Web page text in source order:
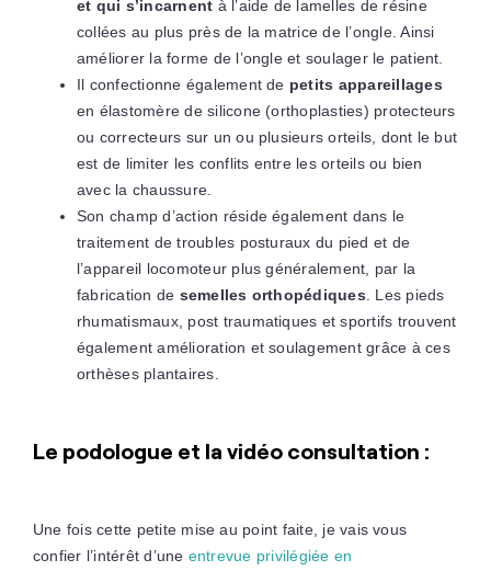
et qui s’incarnent à l’aide de lamelles de résine
collées au plus près de la matrice de l’ongle. Ainsi
améliorer la forme de l’ongle et soulager le patient.
Il confectionne également de petits appareillages
en élastomère de silicone (orthoplasties) protecteurs
ou correcteurs sur un ou plusieurs orteils, dont le but
est de limiter les conflits entre les orteils ou bien
avec la chaussure.
Son champ d’action réside également dans le
traitement de troubles posturaux du pied et de
l’appareil locomoteur plus généralement, par la
fabrication de semelles orthopédiques . Les pieds
rhumatismaux, post traumatiques et sportifs trouvent
également amélioration et soulagement grâce à ces
orthèses plantaires.
Le podologue et la vidéo consultation :
Une fois cette petite mise au point faite, je vais vous
confier l’intérêt d’une entrevue privilégiée en